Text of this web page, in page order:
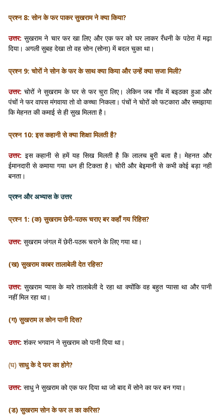
प्रश्न 8: सोन के फर पाकर सुखराम ने क्या किया?
उत्तर: सुखराम ने चार फर खा लिए और एक फर को घर लाकर रँधनी के पठेरा में मढ़ा
दिया। अगली सुबह देखा तो वह सोन (सोना) में बदल चुका था।
प्रश्न 9: चोरों ने सोन के फर के साथ क्या किया और उन्हें क्या सजा मिली?
उत्तर: चोरों ने सुखराम के घर से फर चुरा लिए। लेकिन जब गाँव में बइठका हुआ और
पंचों ने फर वापस मंगवाया तो वो कच्चा निकला। पंचों ने चोरों को फटकारा और समझाया
कि मेहनत की कमाई से ही सुख मिलता है।
प्रश्न 10: इस कहानी से क्या शिक्षा मिलती है?
उत्तर: इस कहानी से हमें यह सिख मिलती है कि लालच बुरी बला है। मेहनत और
ईमानदारी से कमाया गया धन ही टिकता है। चोरी और बेइमानी से कभी कोई बड़ा नहीं
बनता।
प्रश्न और अभ्यास के उत्तर
प्रश्न 1: (क)सुखराम छेरी-पठरू चराए बर कहाँ गय रिहिस?
उत्तर: सुखराम जंगल में छेरी-पठरू चराने के लिए गया था।
(ख)सुखराम काबर तालाबेली देत रहिस?
उत्तर: सुखराम प्यास के मारे तालाबेली दे रहा था क्योंकि वह बहुत प्यासा था और पानी
नहीं मिल रहा था।
(ग)सुखराम ल कोन पानी दिस?
उत्तर: शंकर भगवान ने सुखराम को पानी दिया था।
(घ)साधु के दे फर का होगे?
उत्तर: साधु ने सुखराम को एक फर दिया था जो बाद में सोने का फर बन गया।
(ड)सुखराम सोन के फर ल का करिस?